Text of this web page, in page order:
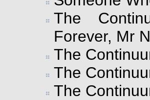
The
Forever, Mr
The
The
The